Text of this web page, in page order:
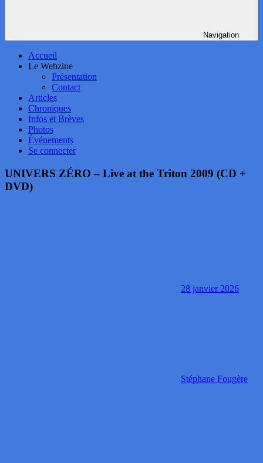
Navigation
Accueil
Le Webzine
Présentation
Contact
Articles
Chroniques
Infos et Brèves
Photos
Événements
Se connecter
UNIVERS ZÉRO – Live at the Triton 2009 (CD +
DVD)
28 janvier 2026
Stéphane Fougère